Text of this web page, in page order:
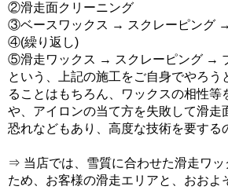
②滑走面クリーニング
③ベースワックス → スクレーピング
④(繰り返し)
⑤滑走ワックス → スクレーピング →
という、上記の施工をご自身でやろう
ることはもちろん、ワックスの相性等
や、アイロンの当て方を失敗して滑走
恐れなどもあり、高度な技術を要する
⇒ 当店では、雪質に合わせた滑走ワッ
ため、お客様の滑走エリアと、おおよ